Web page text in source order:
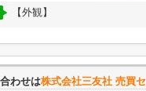
【外観】
わせは株式会社三友社 売買